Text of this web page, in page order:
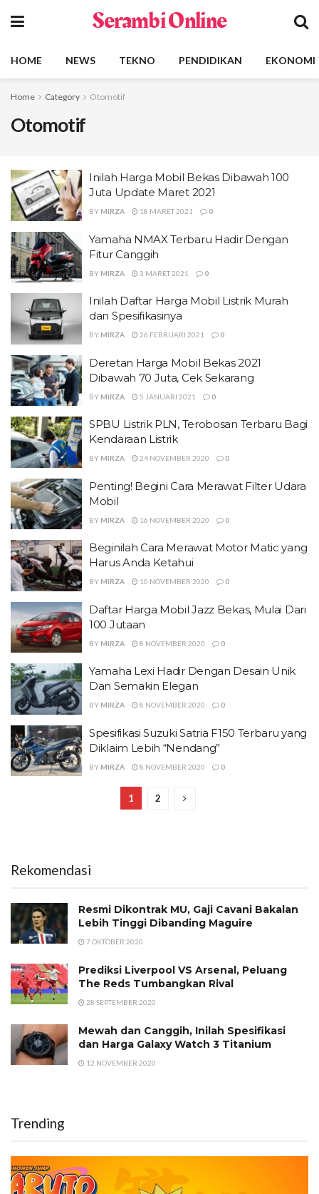
Serambi Online
HOME NEWS TEKNO PENDIDIKAN EKONOMI
Home Category Otomotif
Otomotif
Inilah Harga Mobil Bekas Dibawah 100
Juta Update Maret 2021
BY MIRZA 18 MARET 2021 0
Yamaha NMAX Terbaru Hadir Dengan
Fitur Canggih
BY MIRZA 3 MARET 2021 0
Inilah Daftar Harga Mobil Listrik Murah
dan Spesifikasinya
BY MIRZA 26 FEBRUARI 2021 0
Deretan Harga Mobil Bekas 2021
Dibawah 70 Juta, Cek Sekarang
BY MIRZA 5 JANUARI 2021 0
SPBU Listrik PLN, Terobosan Terbaru Bagi
Kendaraan Listrik
BY MIRZA 24 NOVEMBER 2020 0
Penting! Begini Cara Merawat Filter Udara
Mobil
BY MIRZA 16 NOVEMBER 2020 0
Beginilah Cara Merawat Motor Matic yang
Harus Anda Ketahui
BY MIRZA 10 NOVEMBER 2020 0
Daftar Harga Mobil Jazz Bekas, Mulai Dari
100 Jutaan
BY MIRZA 8 NOVEMBER 2020 0
Yamaha Lexi Hadir Dengan Desain Unik
Dan Semakin Elegan
BY MIRZA 8 NOVEMBER 2020 0
Spesifikasi Suzuki Satria F150 Terbaru yang
Diklaim Lebih “Nendang”
BY MIRZA 8 NOVEMBER 2020 0
1 2
Rekomendasi
Resmi Dikontrak MU, Gaji Cavani Bakalan
Lebih Tinggi Dibanding Maguire
7 OKTOBER 2020
Prediksi Liverpool VS Arsenal, Peluang
The Reds Tumbangkan Rival
28 SEPTEMBER 2020
Mewah dan Canggih, Inilah Spesifikasi
dan Harga Galaxy Watch 3 Titanium
12 NOVEMBER 2020
Trending